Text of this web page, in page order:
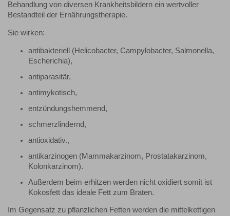
Behandlung von diversen Krankheitsbildern ein wertvoller
Bestandteil der Ernährungstherapie.
Sie wirken:
antibakteriell (Helicobacter, Campylobacter, Salmonella,
Escherichia),
antiparasitär,
antimykotisch,
entzündungshemmend,
schmerzlindernd,
antioxidativ.,
antikarzinogen (Mammakarzinom, Prostatakarzinom,
Kolonkarzinom).
Außerdem beim erhitzen werden nicht oxidiert somit ist
Kokosfett das ideale Fett zum Braten.
Im Gegensatz zu pflanzlichen Fetten werden die mittelkettigen